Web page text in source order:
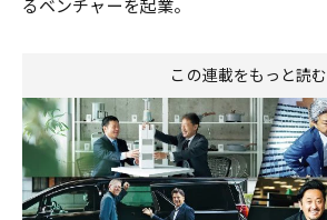
るベンチャーを起業。
この連載をもっと読む